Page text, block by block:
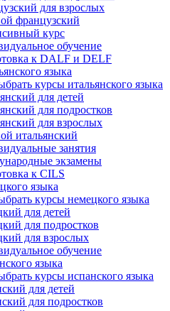
для взрослых
французский
курс
обучение
к DALF и DELF
языка
курсы итальянского языка
для детей
для подростков
для взрослых
итальянский
занятия
экзамены
к CILS
языка
курсы немецкого языка
для детей
для подростков
для взрослых
обучение
языка
курсы испанского языка
для детей
для подростков